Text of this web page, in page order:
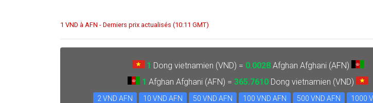
1 VND à AFN - Derniers prix actualisés (10:11 GMT)
1 Dong vietnamien (VND) = 0.0028 Afghan Afghani (AFN)
1 Afghan Afghani (AFN) = 365.7610 Dong vietnamien (VND)
2 VND AFN 10 VND AFN 50 VND AFN 100 VND AFN 500 VND AFN 1000